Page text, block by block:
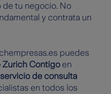
tu negocio. No
y contrata un
puedes
Zurich Contigo en
servicio de consulta
en todos los